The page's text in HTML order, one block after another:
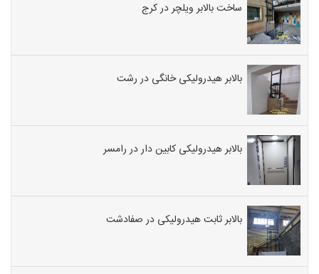
ساخت بالابر ویلچر در کرج
بالابر هیدرولیکی خانگی در رشت
بالابر هیدرولیکی کابین دار در رامسر
بالابر ثابت هیدرولیکی در صفادشت